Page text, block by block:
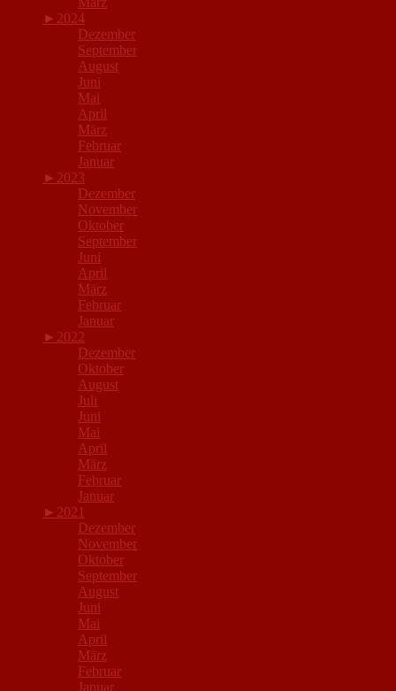
► 2024
Dezember
September
August
Juni
Mai
April
März
Februar
Januar
► 2023
Dezember
November
Oktober
September
Juni
April
März
Februar
Januar
► 2022
Dezember
Oktober
August
Juli
Juni
Mai
April
März
Februar
Januar
► 2021
Dezember
November
Oktober
September
August
Juni
Mai
April
März
Februar
Januar